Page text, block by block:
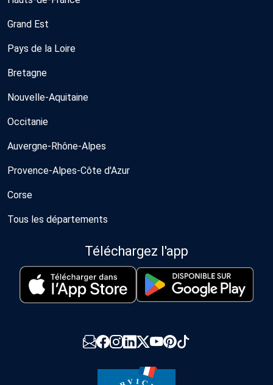
Grand Est
Pays de la Loire
Bretagne
Nouvelle-Aquitaine
Occitanie
Auvergne-Rhône-Alpes
Provence-Alpes-Côte d'Azur
Corse
Tous les départements
Téléchargez l'app